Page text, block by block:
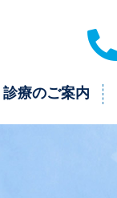
診療のご案内